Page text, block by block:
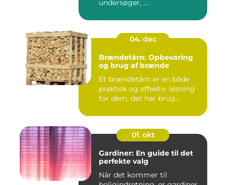
undersøger, ...
04. dec
Brændetårn: Opbevaring
og brug af brænde
Et brændetårn er en både
praktisk og effektiv løsning
for dem, der har brug...
01. okt
Gardiner: En guide til det
perfekte valg
Når det kommer til